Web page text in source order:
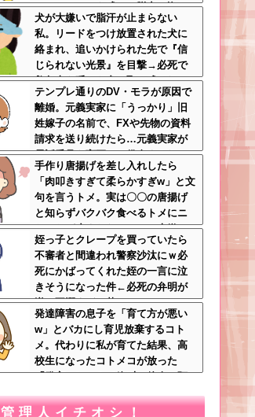
ンアルファ」を残して脱出←悔し
泣きしながらやることがエグくて
草
犬が大嫌いで脂汗が止まらない
私。リードをつけ放置された犬に
絡まれ、追いかけられた先で『信
じられない光景』を目撃→必死で
救急車を呼ぶも犬と取り残され
て・・・
テンプレ通りのDV・モラが原因で
離婚。元義実家に「うっかり」旧
姓嫁子の名前で、FXや先物の資料
請求を送り続けたら…元義実家が
電話番号を変更し、借金まみれに
なっていた話ｗｗｗｗｗ
手作り唐揚げを差し入れしたら
「肉叩きすぎて柔らかすぎw」と文
句を言うトメ。実は〇〇の唐揚げ
と知らずバクバク食べるトメにニ
ヤニヤが止まらないｗｗ←大嫌い
な食材おいしく食べててワロタ
姪っ子とクレープを買っていたら
不審者と間違われ警察沙汰にｗ必
死にかばってくれた姪の一言に泣
きそうになった件←必死の弁明が
逆に不憫すぎて草
発達障害の息子を「育て方が悪い
w」とバカにし育児放棄するコト
メ。代わりに私が育てた結果、高
校生になったコトメコが放った
「発言」にコトメ絶叫←他人に預
管理人イチオシ！